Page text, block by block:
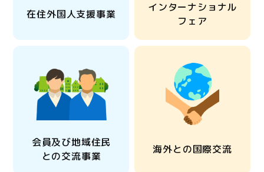
在住外国人支援事業
インターナショナル
フェア
会員及び地域住民
との交流事業
海外との国際交流